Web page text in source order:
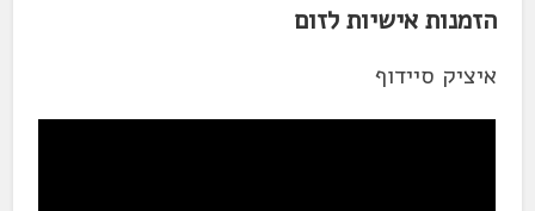
הזמנות אישיות לזום
איציק סיידוף